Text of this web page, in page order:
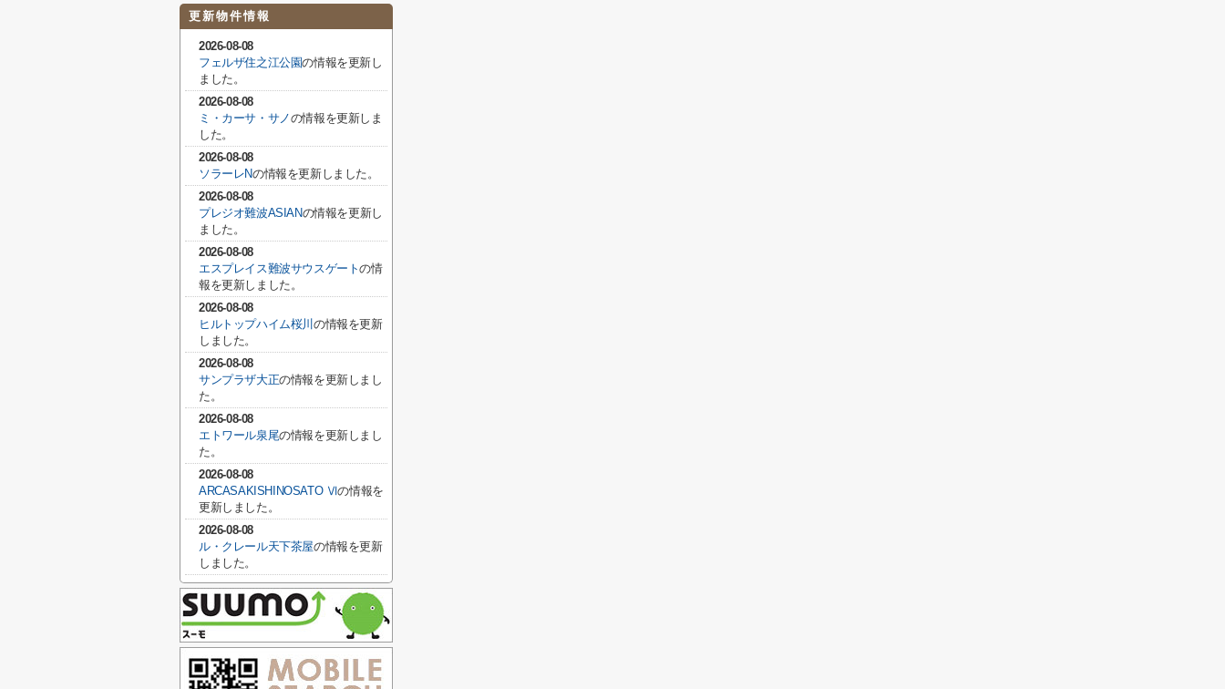
更新物件情報
2026-08-08
フェルザ住之江公園の情報を更新し
ました。
2026-08-08
ミ・カーサ・サノの情報を更新しま
した。
2026-08-08
ソラーレNの情報を更新しました。
2026-08-08
プレジオ難波ASIANの情報を更新し
ました。
2026-08-08
エスプレイス難波サウスゲートの情
報を更新しました。
2026-08-08
ヒルトップハイム桜川の情報を更新
しました。
2026-08-08
サンプラザ大正の情報を更新しまし
た。
2026-08-08
エトワール泉尾の情報を更新しまし
た。
2026-08-08
ARCASAKISHINOSATO Ⅵの情報を
更新しました。
2026-08-08
ル・クレール天下茶屋の情報を更新
しました。